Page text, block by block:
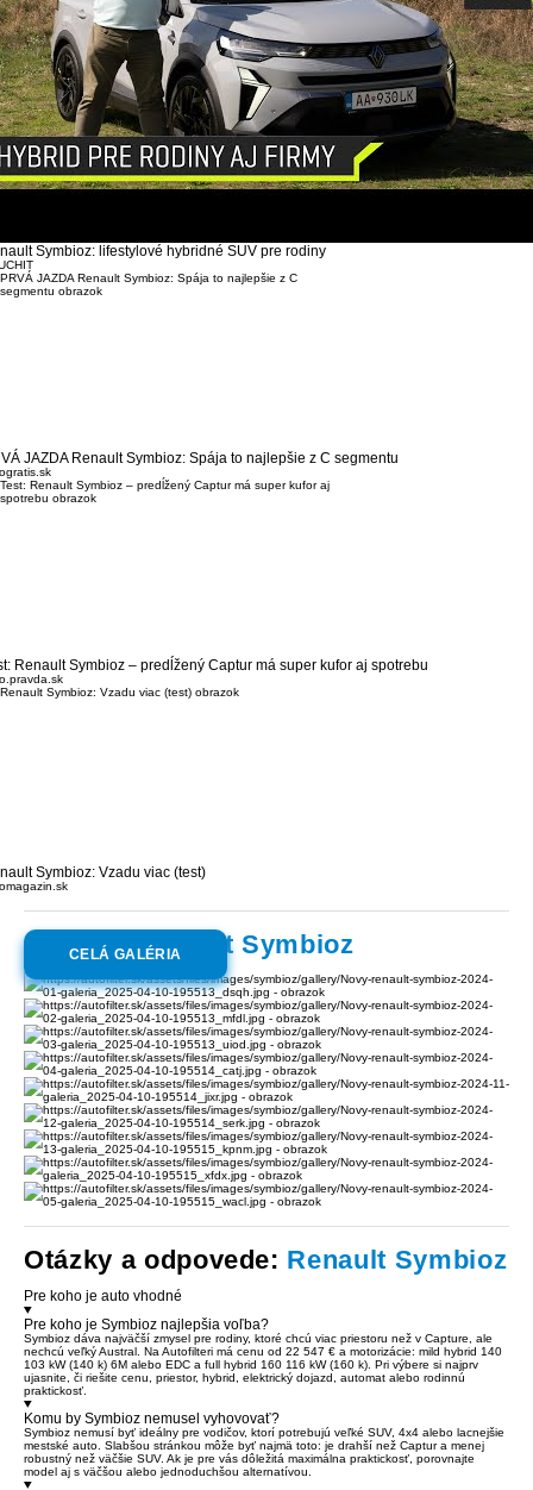
Symbioz: lifestylové hybridné SUV pre rodiny
JAZDA Renault Symbioz: Spája to najlepšie z C segmentu
Renault Symbioz – predĺžený Captur má super kufor aj spotrebu
Symbioz: Vzadu viac (test)
Galéria:Renault Symbioz
CELÁ GALÉRIA
Otázky a odpovede: Renault Symbioz
Pre koho je auto vhodné
Pre koho je Symbioz najlepšia voľba?
Symbioz dáva najväčší zmysel pre rodiny, ktoré chcú viac priestoru než v Capture, ale
nechcú veľký Austral. Na Autofilteri má cenu od 22 547 € a motorizácie: mild hybrid 140
103 kW (140 k) 6M alebo EDC a full hybrid 160 116 kW (160 k). Pri výbere si najprv
ujasnite, či riešite cenu, priestor, hybrid, elektrický dojazd, automat alebo rodinnú
praktickosť.
Komu by Symbioz nemusel vyhovovať?
Symbioz nemusí byť ideálny pre vodičov, ktorí potrebujú veľké SUV, 4x4 alebo lacnejšie
mestské auto. Slabšou stránkou môže byť najmä toto: je drahší než Captur a menej
robustný než väčšie SUV. Ak je pre vás dôležitá maximálna praktickosť, porovnajte
model aj s väčšou alebo jednoduchšou alternatívou.